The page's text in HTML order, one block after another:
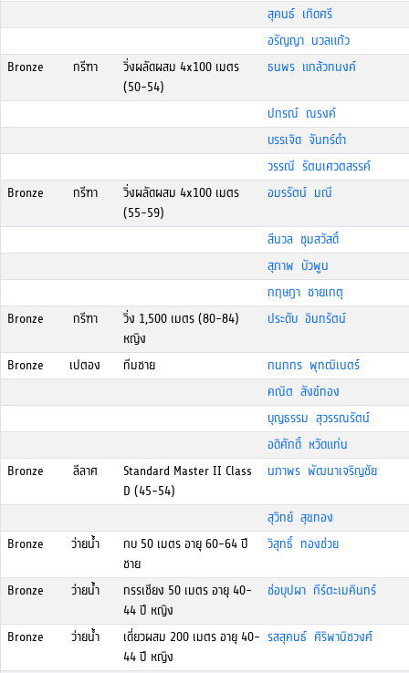
สุคนธ์ เกิดศรี
อรัญญา นวลแก้ว
Bronze
กรีฑา
วิ่งผลัดผสม 4x100 เมตร
(50-54)
ธนพร แกล้วทนงค์
ปกรณ์ ณรงค์
บรรเจิด จันทร์ดำ
วรรณี รัตนเศวตสรรค์
Bronze
กรีฑา
วิ่งผลัดผสม 4x100 เมตร
(55-59)
อมรรัตน์ มณี
สีนวล ชุมสวัสดิ์
สุภาพ บัวพูน
กฤษฎา ชายเกตุ
Bronze
กรีฑา
วิ่ง 1,500 เมตร (80-84)
หญิง
ประดับ อินทรัตน์
Bronze เปตอง ทีมชาย
กนกกร พุทฒิเนตร์
คณิต สังข์ทอง
บุญธรรม สุวรรณรัตน์
อดิศักดิ์ หวัดแท่น
Bronze
ลีลาศ
Standard Master II Class
D (45-54)
นภาพร พัฒนาเจริญชัย
สุวิทย์ สุขทอง
Bronze
ว่ายน้ำ
กบ 50 เมตร อายุ 60-64 ปี
ชาย
วิสุทธิ์ ทองช่วย
Bronze ว่ายน้ำ
กรรเชียง 50 เมตร อายุ 40-
44 ปี หญิง
ช่อบุปผา กีร์ตะเมคินทร์
Bronze ว่ายน้ำ
เดี่ยวผสม 200 เมตร อายุ 40-
44 ปี หญิง
รสสุคนธ์ ศิริพานิชวงศ์